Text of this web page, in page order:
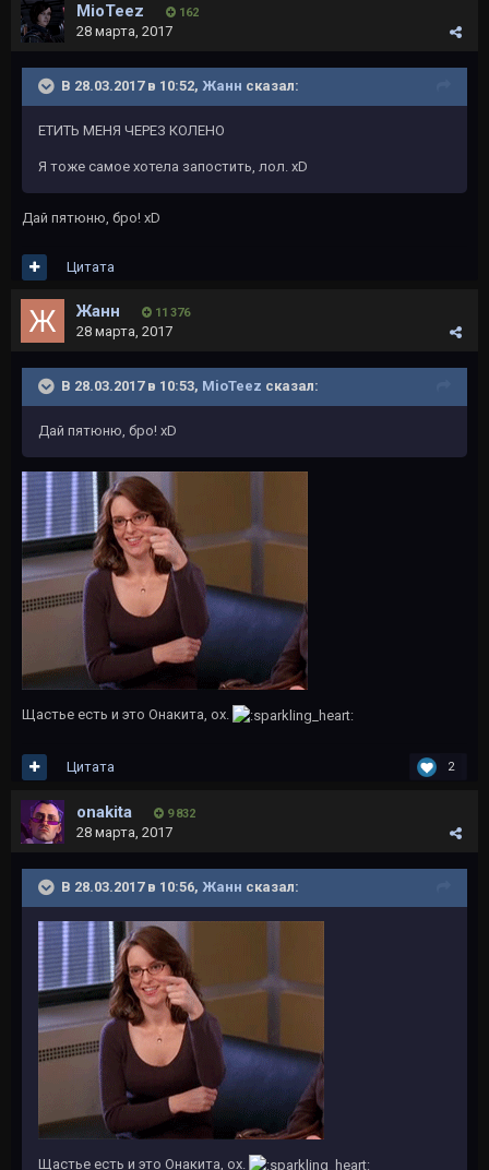
MioTeez 162
28 марта, 2017
В 28.03.2017 в 10:52, Жанн сказал:
ЕТИТЬ МЕНЯ ЧЕРЕЗ КОЛЕНО
Я тоже самое хотела запостить, лол. xD
Дай пятюню, бро! xD
Цитата
Жанн 11 376
28 марта, 2017
В 28.03.2017 в 10:53, MioTeez сказал:
Дай пятюню, бро! xD
Щастье есть и это Онакита, ох.
2
Цитата
onakita 9 832
28 марта, 2017
В 28.03.2017 в 10:56, Жанн сказал:
Щастье есть и это Онакита, ох.